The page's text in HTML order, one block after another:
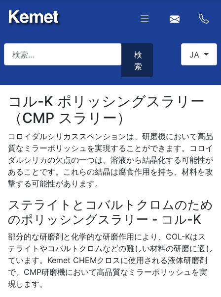
検索
Type 2 or more characters for results.
検
索
JA
コル-K ポリッシングスラリー
（CMP スラリー）
コロイダルシリカススペンションは、研磨機において高品
質なミラーポリッシュを実現することができます。コロイ
ダルシリカの欠点の一つは、溶液から結晶化する可能性が
あることです。これらの結晶は腐食作用を持ち、材料を攻
撃する可能性があります。
ステライトとコバルトクロムのため
のポリッシングスラリー - コル-K
部分的な研磨剤と化学的な研磨作用により、COL-Kはス
テライトやコバルトクロムなどの難しい材料の研磨に適し
ています。Kemet CHEMクロスに使用される液体研磨剤
で、CMP研磨機において高品質なミラーポリッシュを実
現します。